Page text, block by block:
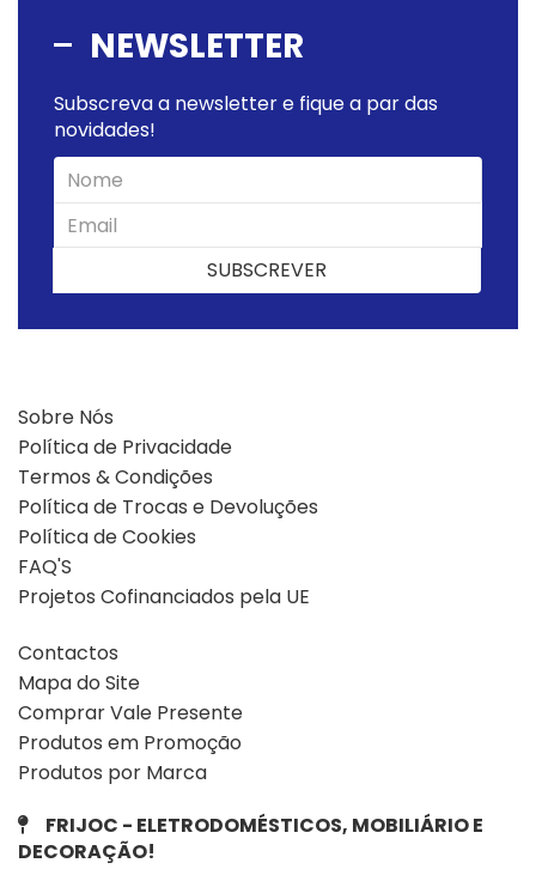
NEWSLETTER
Subscreva a newsletter e fique a par das
novidades!
SUBSCREVERSUBSCREVER
Sobre Nós
Política de Privacidade
Termos & Condições
Política de Trocas e Devoluções
Política de Cookies
FAQ'S
Projetos Cofinanciados pela UE
Contactos
Mapa do Site
Comprar Vale Presente
Produtos em Promoção
Produtos por Marca
FRIJOC - ELETRODOMÉSTICOS, MOBILIÁRIO E
DECORAÇÃO!